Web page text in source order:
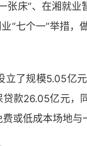
张床”、在湘就
“七个一”举措
了规模5.05亿元
款26.05亿元，
或低成本场地与